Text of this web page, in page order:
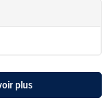
plus